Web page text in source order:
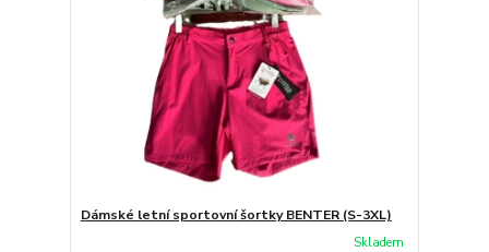
Dámské letní sportovní šortky BENTER (S-3XL)
Skladem